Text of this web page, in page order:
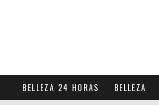
BELLEZA 24 HORAS BELLEZA